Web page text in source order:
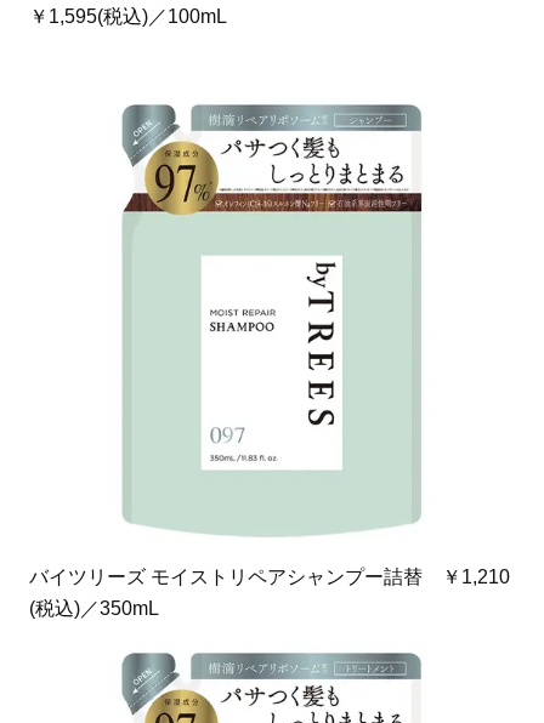
￥1,595(税込)／100mL
バイツリーズ モイストリペアシャンプー詰替 ￥1,210
(税込)／350mL